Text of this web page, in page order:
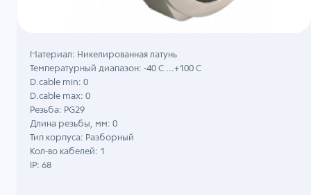
Материал: Никелированная латунь
Температурный диапазон: -40 C ...+100 C
D.cable min: 0
D.cable max: 0
Резьба: PG29
Длина резьбы, мм: 0
Тип корпуса: Разборный
Кол-во кабелей: 1
IP: 68